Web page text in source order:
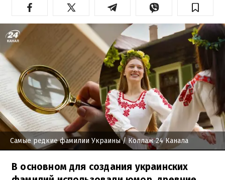
Самые редкие фамилии Украины/ Коллаж 24 Канала
В основном для создания украинских